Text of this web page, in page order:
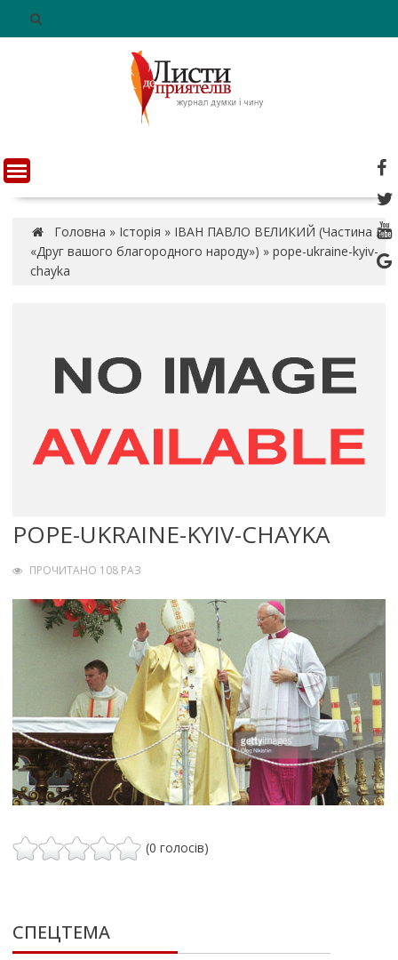
n
t
Головна » Історія » ІВАН ПАВЛО ВЕЛИКИЙ (Частина 2.
«Друг вашого благородного народу») » pope-ukraine-kyiv-
chayka
POPE-UKRAINE-KYIV-CHAYKA
ПРОЧИТАНО 108 РАЗ
(0 голосів)
СПЕЦТЕМА